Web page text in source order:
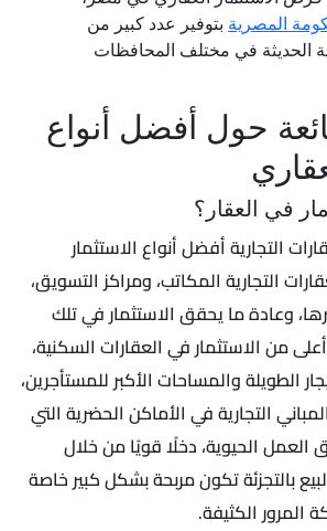
المصرية بتوفير عدد كبير من
الحديثة في مختلف المحافظات
حول أفضل أنواع
في العقار؟
التجارية أفضل أنواع الاستثمار
التجارية المكاتب، ومراكز التسويق،
وعادة ما يحقق الاستثمار في تلك
من الاستثمار في العقارات السكنية،
الطويلة والمساحات الأكبر للمستأجرين،
التجارية في الأماكن الحضرية التي
الحيوية، دخلًا قويًا من خلال
بالتجزئة تكون مربحة بشكل كبير خاصة
المرور الكثيفة.